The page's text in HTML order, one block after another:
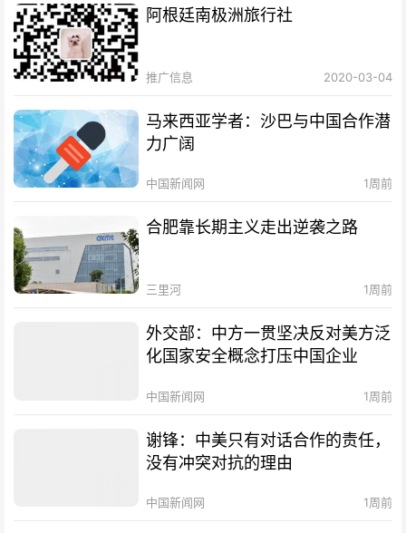
阿根廷南极洲旅行社
推广信息 2020-03-04
马来西亚学者：沙巴与中国合作潜
力广阔
中国新闻网 1周前
合肥靠长期主义走出逆袭之路
三里河 1周前
外交部：中方一贯坚决反对美方泛
化国家安全概念打压中国企业
中国新闻网 1周前
谢锋：中美只有对话合作的责任，
没有冲突对抗的理由
中国新闻网 1周前